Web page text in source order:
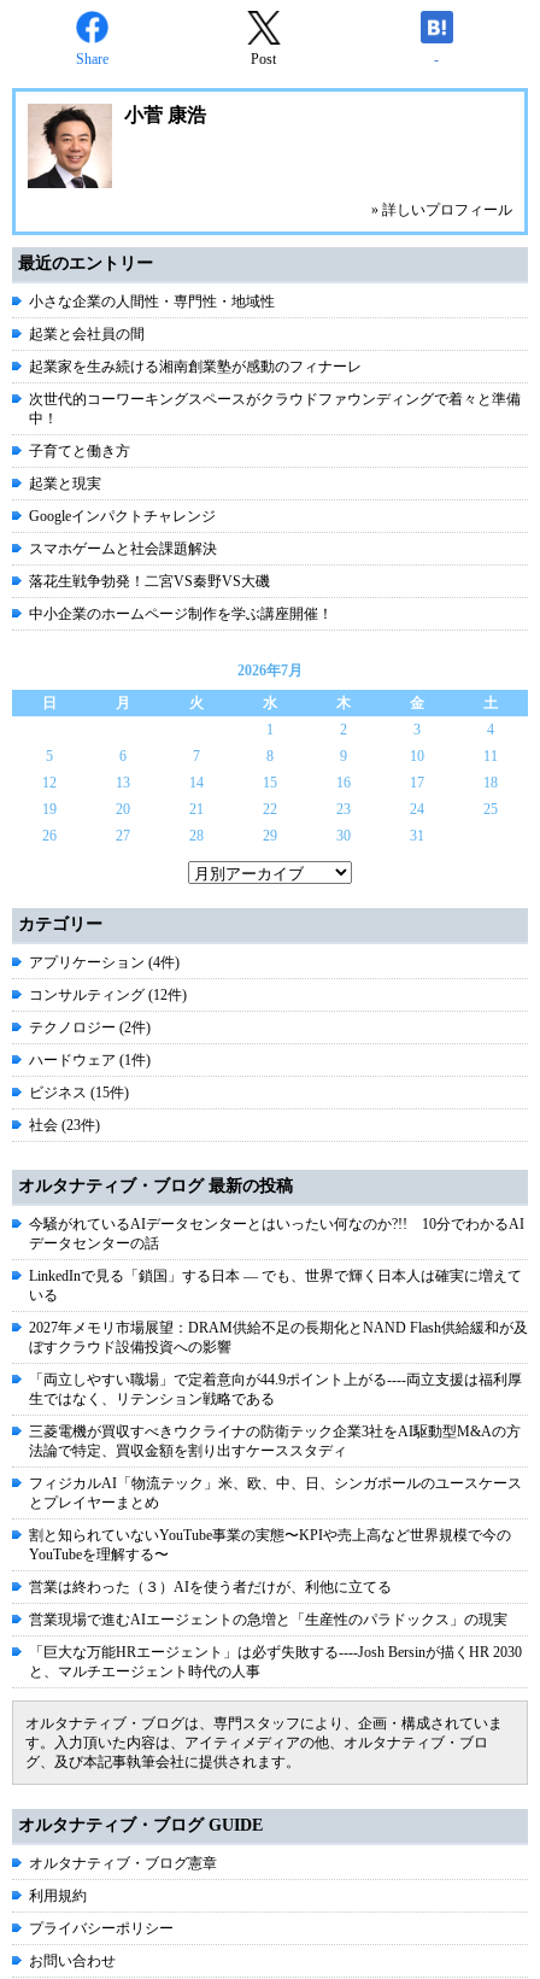
Share Post -
小菅 康浩
» 詳しいプロフィール
最近のエントリー
小さな企業の人間性・専門性・地域性
起業と会社員の間
起業家を生み続ける湘南創業塾が感動のフィナーレ
次世代的コーワーキングスペースがクラウドファウンディングで着々と準備
中！
子育てと働き方
起業と現実
Googleインパクトチャレンジ
スマホゲームと社会課題解決
落花生戦争勃発！二宮VS秦野VS大磯
中小企業のホームページ制作を学ぶ講座開催！
2026年7月
日
月 火 水 木 金
土
1
2 3
4
5
6 7 8 9 10
11
12
13 14 15 16 17
18
19
20 21 22 23 24
25
26
27 28 29 30 31
カテゴリー
アプリケーション (4件)
コンサルティング (12件)
テクノロジー (2件)
ハードウェア (1件)
ビジネス (15件)
社会 (23件)
オルタナティブ・ブログ 最新の投稿
今騒がれているAIデータセンターとはいったい何なのか?!! 10分でわかるAI
データセンターの話
LinkedInで見る「鎖国」する日本 ― でも、世界で輝く日本人は確実に増えて
いる
2027年メモリ市場展望：DRAM供給不足の長期化とNAND Flash供給緩和が及
ぼすクラウド設備投資への影響
「両立しやすい職場」で定着意向が44.9ポイント上がる----両立支援は福利厚
生ではなく、リテンション戦略である
三菱電機が買収すべきウクライナの防衛テック企業3社をAI駆動型M&Aの方
法論で特定、買収金額を割り出すケーススタディ
フィジカルAI「物流テック」米、欧、中、日、シンガポールのユースケース
とプレイヤーまとめ
割と知られていないYouTube事業の実態〜KPIや売上高など世界規模で今の
YouTubeを理解する〜
営業は終わった（３）AIを使う者だけが、利他に立てる
営業現場で進むAIエージェントの急増と「生産性のパラドックス」の現実
「巨大な万能HRエージェント」は必ず失敗する----Josh Bersinが描くHR 2030
と、マルチエージェント時代の人事
オルタナティブ・ブログは、専門スタッフにより、企画・構成されていま
す。入力頂いた内容は、アイティメディアの他、オルタナティブ・ブロ
グ、及び本記事執筆会社に提供されます。
オルタナティブ・ブログ GUIDE
オルタナティブ・ブログ憲章
利用規約
プライバシーポリシー
お問い合わせ